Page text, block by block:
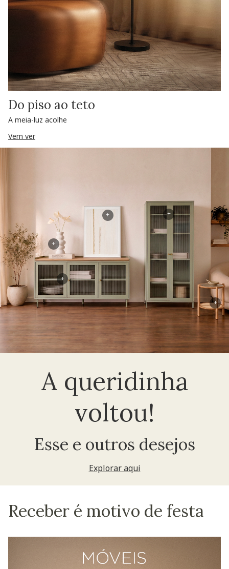
Do piso ao teto
A meia-luz acolhe
Vem ver
A queridinha
voltou!
Esse e outros desejos
Explorar aqui
+
+
+
+
+
Receber é motivo de festa